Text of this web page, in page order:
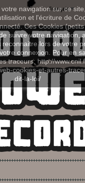
navigation sur ce
et l'écriture de
Ces Cookies
suivre votre navigation,
reconnaitre lors de votre
connexion. Pour en
traceurs: http://
cookies-et-autres-
dit-la-loi/
Français